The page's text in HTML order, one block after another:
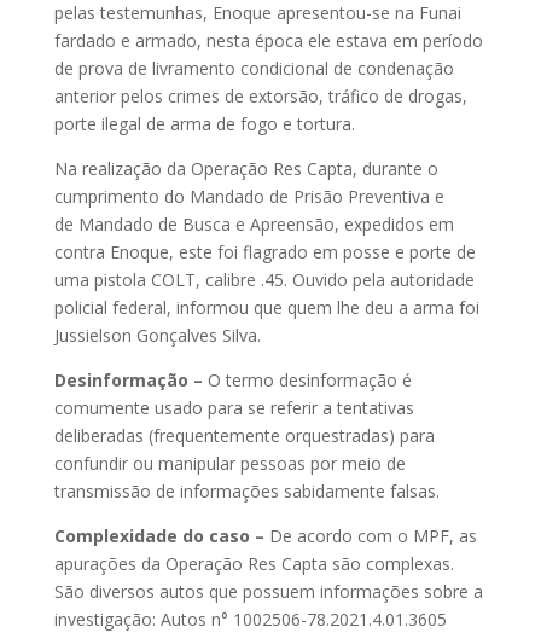
pelas testemunhas, Enoque apresentou-se na Funai
fardado e armado, nesta época ele estava em período
de prova de livramento condicional de condenação
anterior pelos crimes de extorsão, tráfico de drogas,
porte ilegal de arma de fogo e tortura.
Na realização da Operação Res Capta, durante o
cumprimento do Mandado de Prisão Preventiva e
de Mandado de Busca e Apreensão, expedidos em
contra Enoque, este foi flagrado em posse e porte de
uma pistola COLT, calibre .45. Ouvido pela autoridade
policial federal, informou que quem lhe deu a arma foi
Jussielson Gonçalves Silva.
Desinformação – O termo desinformação é
comumente usado para se referir a tentativas
deliberadas (frequentemente orquestradas) para
confundir ou manipular pessoas por meio de
transmissão de informações sabidamente falsas.
Complexidade do caso – De acordo com o MPF, as
apurações da Operação Res Capta são complexas.
São diversos autos que possuem informações sobre a
investigação: Autos n° 1002506-78.2021.4.01.3605